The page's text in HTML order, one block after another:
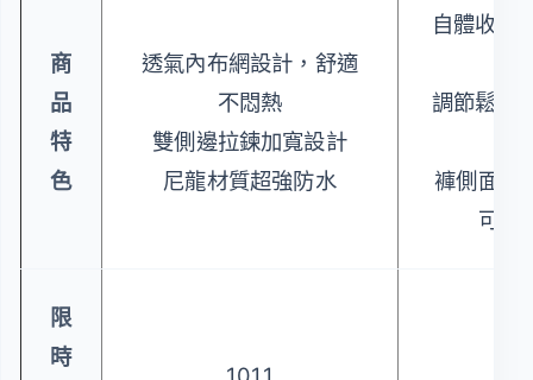
商
品
特
色
透氣內布網設計，舒適
不悶熱
雙側邊拉鍊加寬設計
尼龍材質超強防水
自體收納
調節鬆緊
褲側面下
可自
限
時